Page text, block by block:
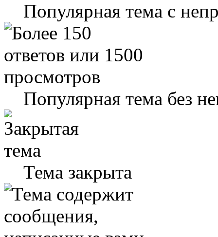
Популярная тема с
Популярная тема без
Тема закрыта